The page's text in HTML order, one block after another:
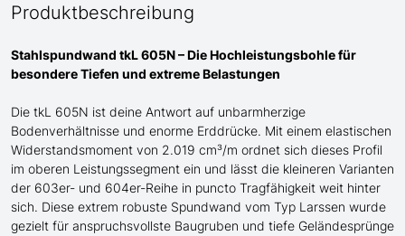
Produktbeschreibung
Stahlspundwand tkL 605N – Die Hochleistungsbohle für
besondereTiefen und extreme Belastungen
Die tkL 605N ist deine Antwort auf unbarmherzige
Bodenverhältnisse und enorme Erddrücke. Mit einem elastischen
Widerstandsmoment von 2.019 cm³/m ordnet sich dieses Profil
im oberen Leistungssegment ein und lässt die kleineren Varianten
der 603er- und 604er-Reihe in puncto Tragfähigkeit weit hinter
sich. Diese extrem robuste Spundwand vom Typ Larssen wurde
gezielt für anspruchsvollste Baugruben und tiefe Geländesprünge